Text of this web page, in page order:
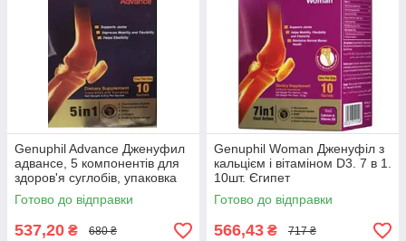
Genuphil Advance Дженуфил
адвансе, 5 компонентів для
здоров'я суглобів, упаковка
10саше Єгипет
Готово до відправки
537,20 ₴ 680 ₴
Genuphil Woman Дженуфіл з
кальцієм і вітаміном D3. 7 в 1.
10шт. Єгипет
Готово до відправки
566,43 ₴ 717 ₴